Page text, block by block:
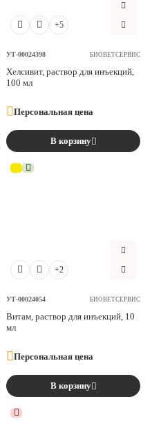
+5
УТ-00024398 БИОВЕТСЕРВИС
Хелсивит, раствор для инъекций,
100 мл
Персональная цена
В корзину
+2
УТ-00024054 БИОВЕТСЕРВИС
Витам, раствор для инъекций, 10
мл
Персональная цена
В корзину